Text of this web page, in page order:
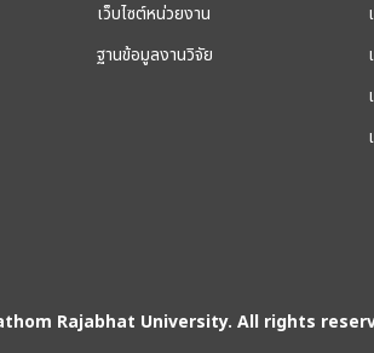
เว็บไซต์หน่วยงาน
ฐานข้อมูลงานวิจัย
Rajabhat University. All rights